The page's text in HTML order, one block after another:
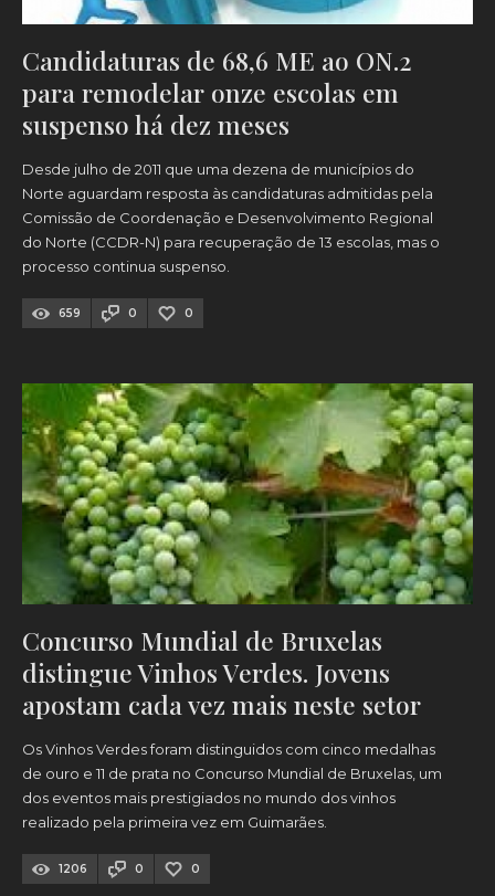
Candidaturas de 68,6 ME ao ON.2
para remodelar onze escolas em
suspenso há dez meses
Desde julho de 2011 que uma dezena de municípios do
Norte aguardam resposta às candidaturas admitidas pela
Comissão de Coordenação e Desenvolvimento Regional
do Norte (CCDR-N) para recuperação de 13 escolas, mas o
processo continua suspenso.
659 0 0
Concurso Mundial de Bruxelas
distingue Vinhos Verdes. Jovens
apostam cada vez mais neste setor
Os Vinhos Verdes foram distinguidos com cinco medalhas
de ouro e 11 de prata no Concurso Mundial de Bruxelas, um
dos eventos mais prestigiados no mundo dos vinhos
realizado pela primeira vez em Guimarães.
1206 0 0